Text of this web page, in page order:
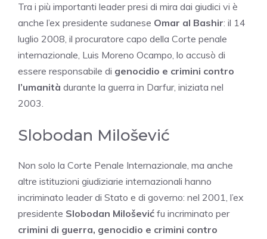
Tra i più importanti leader presi di mira dai giudici vi è
anche l’ex presidente sudanese Omar al Bashir: il 14
luglio 2008, il procuratore capo della Corte penale
internazionale, Luis Moreno Ocampo, lo accusò di
essere responsabile di genocidio e crimini contro
l’umanità durante la guerra in Darfur, iniziata nel
2003.
Slobodan Milošević
Non solo la Corte Penale Internazionale, ma anche
altre istituzioni giudiziarie internazionali hanno
incriminato leader di Stato e di governo: nel 2001, l’ex
presidente Slobodan Milošević fu incriminato per
crimini di guerra, genocidio e crimini contro